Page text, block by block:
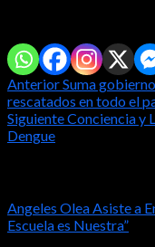
Post
navigation
AnteriorSuma
rescatados en todo el
SiguienteConciencia y
Dengue
Angeles Olea Asiste a
Escuela es Nuestra”